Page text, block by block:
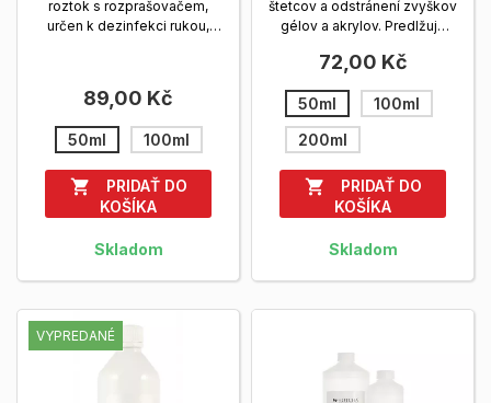
roztok s rozprašovačem,
určen k dezinfekci rukou,
89,00 Kč
50ml 100ml

PRIDAŤ DO
KOŠÍKA
Skladom
štetcov a odstránení zvyškov
gélov a akrylov. Predlžuje
72,00 Kč
50ml
100ml
200ml

PRIDAŤ DO
KOŠÍKA
Skladom
VYPREDANÉ